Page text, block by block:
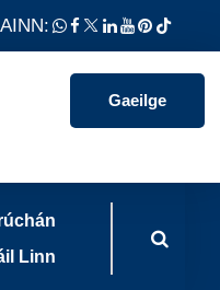
Gaeilge
Linn